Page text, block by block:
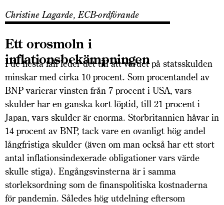
Christine Lagarde, ECB-ordförande
Ett orosmoln i
inflationsbekämpningen
I de flesta fall leder det till att värdet på statsskulden
minskar med cirka 10 procent. Som procentandel av
BNP varierar vinsten från 7 procent i USA, vars
skulder har en ganska kort löptid, till 21 procent i
Japan, vars skulder är enorma. Storbritannien håvar in
14 procent av BNP, tack vare en ovanligt hög andel
långfristiga skulder (även om man också har ett stort
antal inflationsindexerade obligationer vars värde
skulle stiga). Engångsvinsterna är i samma
storleksordning som de finanspolitiska kostnaderna
för pandemin. Således hög utdelning eftersom